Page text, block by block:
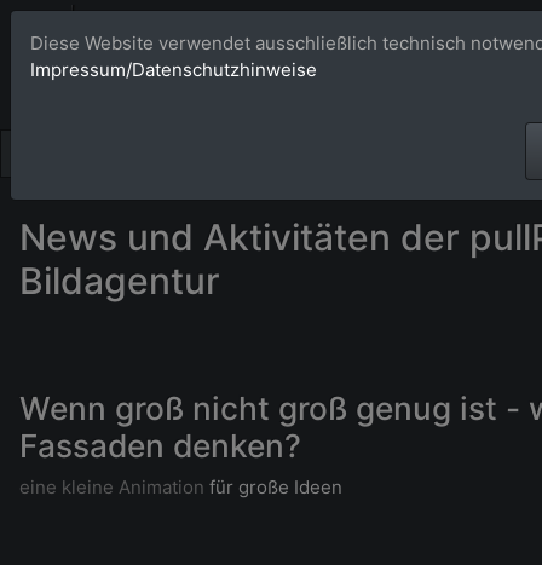
Bildagentur
News und Aktivitäten der
Bildagentur
Wenn groß nicht groß genug ist -
Fassaden denken?
eine kleine Animation für große Ideen
Diese Website verwendet ausschließlich technisch
Impressum/Datenschutzhinweise